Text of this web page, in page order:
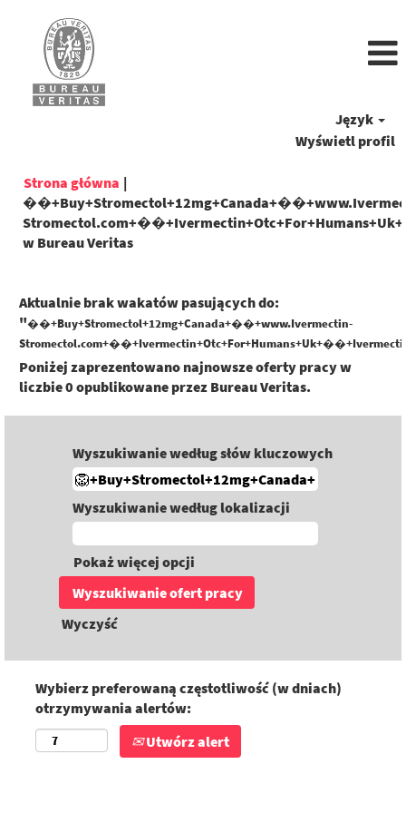
Język
Wyświetl profil
Strona główna |
w Bureau Veritas(bieżąca
Aktualnie brak wakatów pasujących do:
"��+Buy+Stromectol+12mg+Canada+��+www.Ivermectin-
Poniżej zaprezentowano najnowsze oferty pracy w
liczbie 0 opublikowane przez Bureau Veritas.
Wyszukiwanie według słów kluczowych
Wyszukiwanie według lokalizacji
Pokaż więcej opcji
Wyczyść
Wybierz preferowaną częstotliwość (w dniach)
otrzymywania alertów:
Utwórz alert